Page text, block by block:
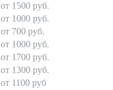
от 1500 руб.
от 1000 руб.
от 700 руб.
от 1000 руб.
от 1700 руб.
от 1300 руб.
от 1100 руб